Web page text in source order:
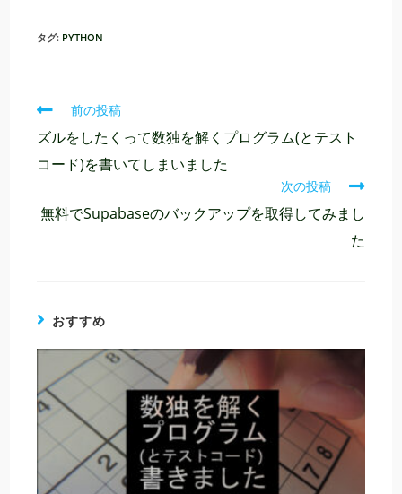
タグ: PYTHON
そ
他
の
を
前の投稿
ズルをしたくって数独を解くプログラム(とテスト
コード)を書いてしまいました
次の投稿
無料でSupabaseのバックアップを取得してみまし
た
おすすめ